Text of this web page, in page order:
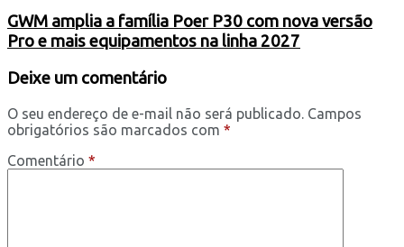
GWM amplia a família Poer P30 com nova versão
Pro e mais equipamentos na linha 2027
Deixe um comentário
O seu endereço de e-mail não será publicado. Campos
obrigatórios são marcados com *
Comentário *